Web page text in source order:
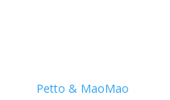
Petto & MaoMao